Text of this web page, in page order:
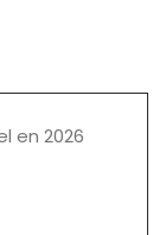
en 2026